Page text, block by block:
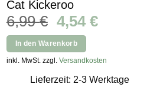
Cat Kickeroo
6,99€ Ursprünglicher
Preis
war:
6,99 €
4,54 €Aktueller
4,54 €.
In den Warenkorb
inkl. MwSt. zzgl. Versandkosten
Lieferzeit: 2-3 Werktage